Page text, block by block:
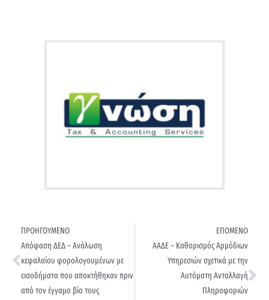
ΠΡΟΗΓΟΥΜΕΝΟ
Απόφαση ΔΕΔ – Ανάλωση
κεφαλαίου φορολογουμένων με
εισοδήματα που αποκτήθηκαν πριν
από τον έγγαμο βίο τους
ΕΠΟΜΕΝΟ
ΑΑΔΕ – Καθορισμός Αρμόδιων
Υπηρεσιών σχετικά με την
Αυτόματη Ανταλλαγή
Πληροφοριών